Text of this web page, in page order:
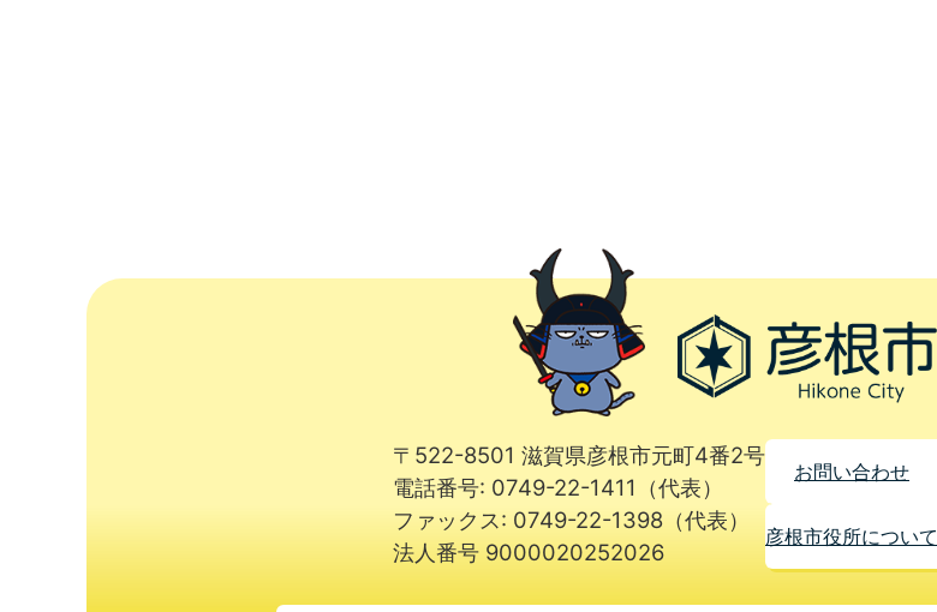
〒522-8501 滋賀県彦根市元町4番2号
電話番号: 0749-22-1411（代表）
ファックス: 0749-22-1398（代表）
法人番号 9000020252026
お問い合わせ
彦根市役所について